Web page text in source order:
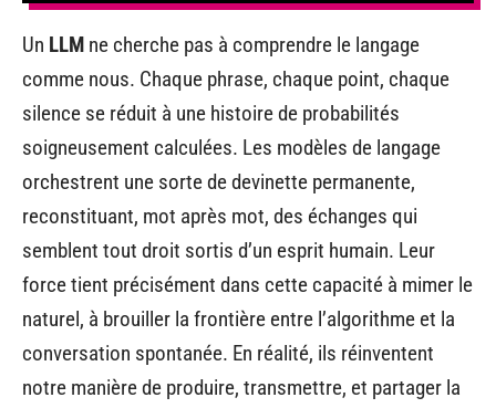
Un LLM ne cherche pas à comprendre le langage
comme nous. Chaque phrase, chaque point, chaque
silence se réduit à une histoire de probabilités
soigneusement calculées. Les modèles de langage
orchestrent une sorte de devinette permanente,
reconstituant, mot après mot, des échanges qui
semblent tout droit sortis d’un esprit humain. Leur
force tient précisément dans cette capacité à mimer le
naturel, à brouiller la frontière entre l’algorithme et la
conversation spontanée. En réalité, ils réinventent
notre manière de produire, transmettre, et partager la